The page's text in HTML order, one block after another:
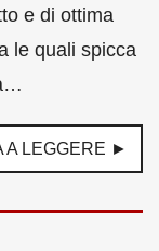
e di ottima
le quali spicca
A LEGGERE ►